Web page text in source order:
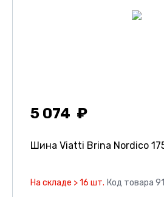
5 074
Шина Viatti Brina Nordico
На складе > 16 шт. Код товара